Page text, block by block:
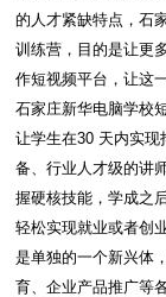
的人才紧缺特点，石
训练营，目的是让更
作短视频平台，让这
石家庄新华电脑学校
让学生在30 天内实
备、行业人才级的讲
握硬核技能，学成之
轻松实现就业或者创
是单独的一个新兴体
育、企业产品推广等